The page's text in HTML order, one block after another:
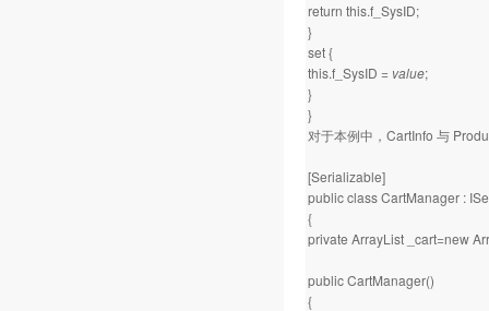
return this.f_SysID;
}
set {
this.f_SysID = value;
}
}
对于本例中，CartInfo 与
[Serializable]
public class CartManager :
{
private ArrayList _cart=new
public CartManager()
{